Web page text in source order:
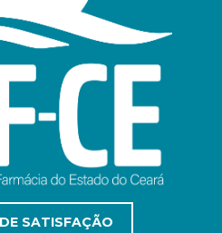
SATISFAÇÃO